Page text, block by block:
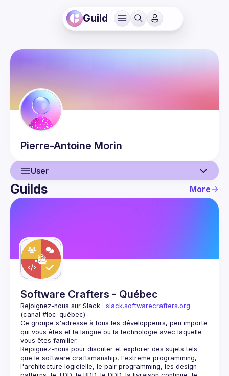
Guild
Pierre-Antoine Morin
User
User
Guilds
Guilds More
Software Crafters - Québec
Rejoignez-nous sur Slack : slack.softwarecrafters.org
(canal #loc_québec)
Ce groupe s'adresse à tous les développeurs, peu importe
qui vous êtes et la langue ou la technologie avec laquelle
Rejoignez-nous pour discuter et explorer des sujets tels
que le software craftsmanship, l'extreme programming,
l'architecture logicielle, le pair programming, les design